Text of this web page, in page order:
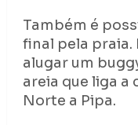
Também é
final pela praia.
alugar um
areia que liga a
Norte a Pipa.